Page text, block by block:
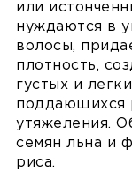
или
нуждаются в
волосы,
плотность,
густых и
поддающихся
утяжеления.
семян льна и
риса.